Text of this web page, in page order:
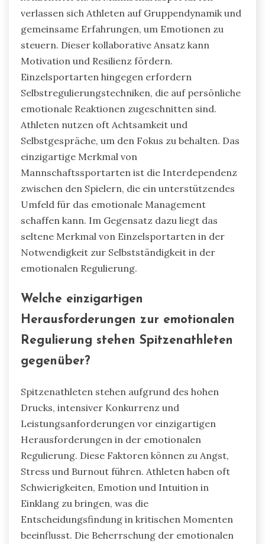
verlassen sich Athleten auf Gruppendynamik und
gemeinsame Erfahrungen, um Emotionen zu
steuern. Dieser kollaborative Ansatz kann
Motivation und Resilienz fördern.
Einzelsportarten hingegen erfordern
Selbstregulierungstechniken, die auf persönliche
emotionale Reaktionen zugeschnitten sind.
Athleten nutzen oft Achtsamkeit und
Selbstgespräche, um den Fokus zu behalten. Das
einzigartige Merkmal von
Mannschaftssportarten ist die Interdependenz
zwischen den Spielern, die ein unterstützendes
Umfeld für das emotionale Management
schaffen kann. Im Gegensatz dazu liegt das
seltene Merkmal von Einzelsportarten in der
Notwendigkeit zur Selbstständigkeit in der
emotionalen Regulierung.
Welche einzigartigen
Herausforderungen zur emotionalen
Regulierung stehen Spitzenathleten
gegenüber?
Spitzenathleten stehen aufgrund des hohen
Drucks, intensiver Konkurrenz und
Leistungsanforderungen vor einzigartigen
Herausforderungen in der emotionalen
Regulierung. Diese Faktoren können zu Angst,
Stress und Burnout führen. Athleten haben oft
Schwierigkeiten, Emotion und Intuition in
Einklang zu bringen, was die
Entscheidungsfindung in kritischen Momenten
beeinflusst. Die Beherrschung der emotionalen